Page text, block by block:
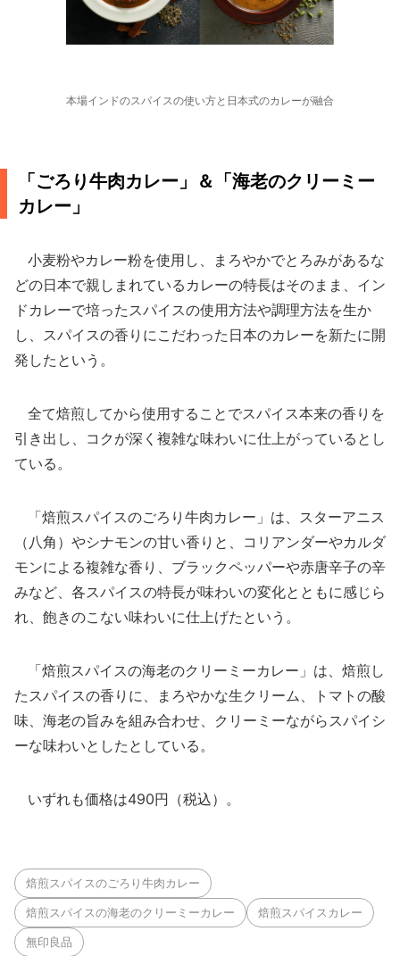
本場インドのスパイスの使い方と日本式のカレーが融合
「ごろり牛肉カレー」＆「海老のクリーミー
カレー」
小麦粉やカレー粉を使用し、まろやかでとろみがあるな
どの日本で親しまれているカレーの特長はそのまま、イン
ドカレーで培ったスパイスの使用方法や調理方法を生か
し、スパイスの香りにこだわった日本のカレーを新たに開
発したという。
全て焙煎してから使用することでスパイス本来の香りを
引き出し、コクが深く複雑な味わいに仕上がっているとし
ている。
「焙煎スパイスのごろり牛肉カレー」は、スターアニス
（八角）やシナモンの甘い香りと、コリアンダーやカルダ
モンによる複雑な香り、ブラックペッパーや赤唐辛子の辛
みなど、各スパイスの特長が味わいの変化とともに感じら
れ、飽きのこない味わいに仕上げたという。
「焙煎スパイスの海老のクリーミーカレー」は、焙煎し
たスパイスの香りに、まろやかな生クリーム、トマトの酸
味、海老の旨みを組み合わせ、クリーミーながらスパイシ
ーな味わいとしたとしている。
いずれも価格は490円（税込）。
焙煎スパイスのごろり牛肉カレー
焙煎スパイスの海老のクリーミーカレー 焙煎スパイスカレー
無印良品